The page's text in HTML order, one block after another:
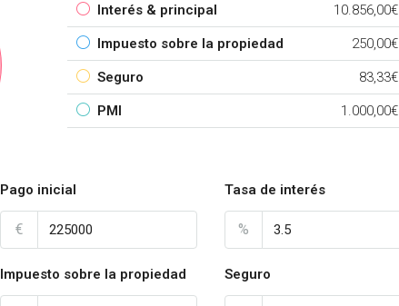
Interés & principal 10.856,00€
Impuesto sobre la propiedad 250,00€
Seguro 83,33€
PMI 1.000,00€
Pago inicial
€
Tasa de interés
%
Impuesto sobre la propiedad Seguro